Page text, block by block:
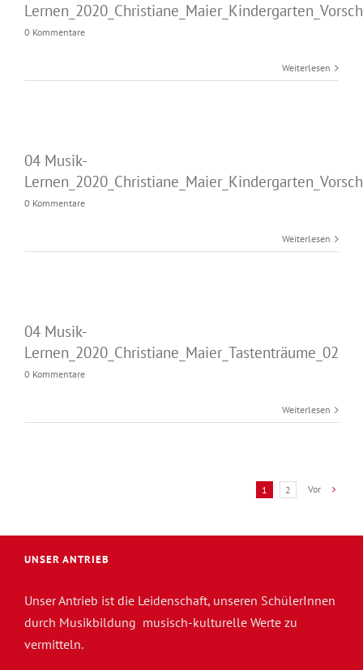
0 Kommentare
Weiterlesen
04 Musik-
0 Kommentare
Weiterlesen
04 Musik-
Lernen_2020_Christiane_Maier_Tastenträume_02
0 Kommentare
Weiterlesen
1 2 Vor
UNSER ANTRIEB
Unser Antrieb ist die Leidenschaft, unseren SchülerInnen
durch Musikbildung musisch-kulturelle Werte zu
vermitteln.